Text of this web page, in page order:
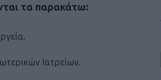
τα παρακάτω:
Ιατρείων.